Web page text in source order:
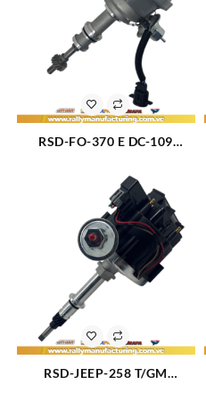
RSD-FO-370 E DC-109
F700 – F800 M370 (6.1L) –
460(7.5L)(79-91) 8CIL (878)
TAPA DC-109
RSD-JEEP-258 T/GM